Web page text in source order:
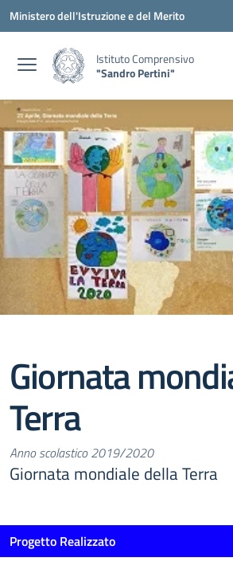
Vai ai contenuti
Vai al menu di navigazione
Vai al footer
Ministero dell'Istruzione e del Merito
Istituto Comprensivo
"Sandro Pertini"
Giornata
Terra
Anno scolastico 2019/2020
Giornata mondiale della Terra
Progetto Realizzato